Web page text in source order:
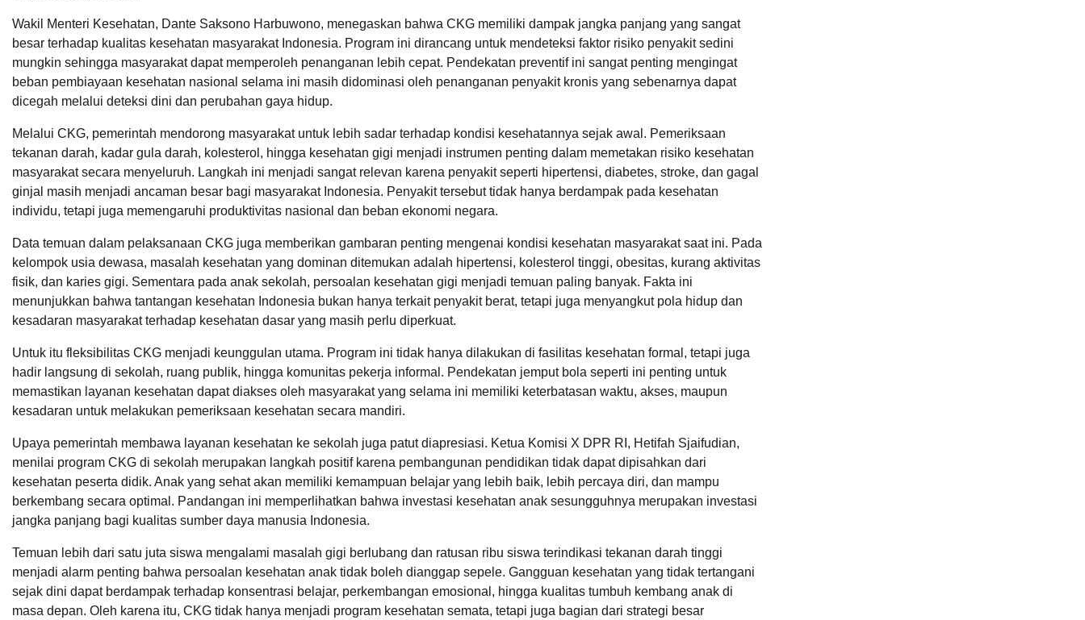
Wakil Menteri Kesehatan, Dante Saksono Harbuwono, menegaskan bahwa CKG memiliki dampak jangka panjang yang sangat
besar terhadap kualitas kesehatan masyarakat Indonesia. Program ini dirancang untuk mendeteksi faktor risiko penyakit sedini
mungkin sehingga masyarakat dapat memperoleh penanganan lebih cepat. Pendekatan preventif ini sangat penting mengingat
beban pembiayaan kesehatan nasional selama ini masih didominasi oleh penanganan penyakit kronis yang sebenarnya dapat
dicegah melalui deteksi dini dan perubahan gaya hidup.
Melalui CKG, pemerintah mendorong masyarakat untuk lebih sadar terhadap kondisi kesehatannya sejak awal. Pemeriksaan
tekanan darah, kadar gula darah, kolesterol, hingga kesehatan gigi menjadi instrumen penting dalam memetakan risiko kesehatan
masyarakat secara menyeluruh. Langkah ini menjadi sangat relevan karena penyakit seperti hipertensi, diabetes, stroke, dan gagal
ginjal masih menjadi ancaman besar bagi masyarakat Indonesia. Penyakit tersebut tidak hanya berdampak pada kesehatan
individu, tetapi juga memengaruhi produktivitas nasional dan beban ekonomi negara.
Data temuan dalam pelaksanaan CKG juga memberikan gambaran penting mengenai kondisi kesehatan masyarakat saat ini. Pada
kelompok usia dewasa, masalah kesehatan yang dominan ditemukan adalah hipertensi, kolesterol tinggi, obesitas, kurang aktivitas
fisik, dan karies gigi. Sementara pada anak sekolah, persoalan kesehatan gigi menjadi temuan paling banyak. Fakta ini
menunjukkan bahwa tantangan kesehatan Indonesia bukan hanya terkait penyakit berat, tetapi juga menyangkut pola hidup dan
kesadaran masyarakat terhadap kesehatan dasar yang masih perlu diperkuat.
Untuk itu fleksibilitas CKG menjadi keunggulan utama. Program ini tidak hanya dilakukan di fasilitas kesehatan formal, tetapi juga
hadir langsung di sekolah, ruang publik, hingga komunitas pekerja informal. Pendekatan jemput bola seperti ini penting untuk
memastikan layanan kesehatan dapat diakses oleh masyarakat yang selama ini memiliki keterbatasan waktu, akses, maupun
kesadaran untuk melakukan pemeriksaan kesehatan secara mandiri.
Upaya pemerintah membawa layanan kesehatan ke sekolah juga patut diapresiasi. Ketua Komisi X DPR RI, Hetifah Sjaifudian,
menilai program CKG di sekolah merupakan langkah positif karena pembangunan pendidikan tidak dapat dipisahkan dari
kesehatan peserta didik. Anak yang sehat akan memiliki kemampuan belajar yang lebih baik, lebih percaya diri, dan mampu
berkembang secara optimal. Pandangan ini memperlihatkan bahwa investasi kesehatan anak sesungguhnya merupakan investasi
jangka panjang bagi kualitas sumber daya manusia Indonesia.
Temuan lebih dari satu juta siswa mengalami masalah gigi berlubang dan ratusan ribu siswa terindikasi tekanan darah tinggi
menjadi alarm penting bahwa persoalan kesehatan anak tidak boleh dianggap sepele. Gangguan kesehatan yang tidak tertangani
sejak dini dapat berdampak terhadap konsentrasi belajar, perkembangan emosional, hingga kualitas tumbuh kembang anak di
masa depan. Oleh karena itu, CKG tidak hanya menjadi program kesehatan semata, tetapi juga bagian dari strategi besar